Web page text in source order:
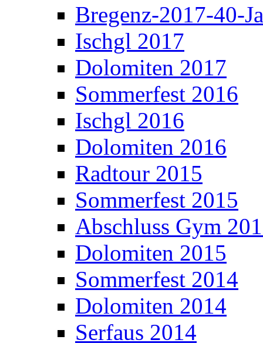
Bregenz-2017-40-
Ischgl 2017
Dolomiten 2017
Sommerfest 2016
Ischgl 2016
Dolomiten 2016
Radtour 2015
Sommerfest 2015
Abschluss Gym
Dolomiten 2015
Sommerfest 2014
Dolomiten 2014
Serfaus 2014